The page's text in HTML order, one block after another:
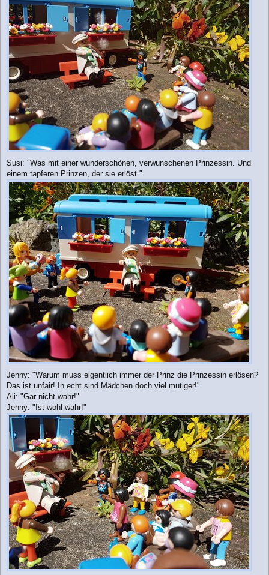
Susi: "Was mit einer wunderschönen, verwunschenen Prinzessin. Und
einem tapferen Prinzen, der sie erlöst."
Jenny: "Warum muss eigentlich immer der Prinz die Prinzessin erlösen?
Das ist unfair! In echt sind Mädchen doch viel mutiger!"
Ali: "Gar nicht wahr!"
Jenny: "Ist wohl wahr!"